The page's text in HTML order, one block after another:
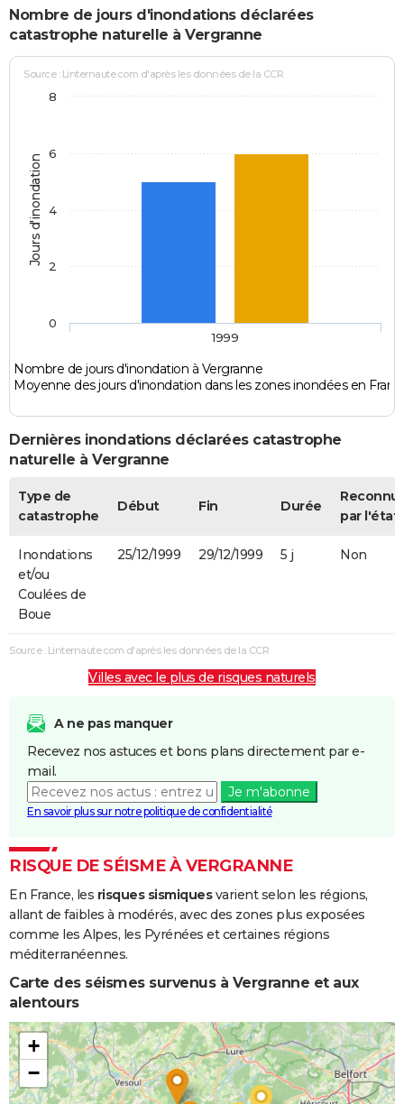
Nombre de jours d'inondations déclarées
catastrophe naturelle à Vergranne
Jours d'inondation
Source : Linternaute.com d'après les données de la CCR
Nombre de jours d'inondation à Vergranne
Moyenne des jours d'inondation dans les zones inondées en
1999
0
2
4
6
8
Dernières inondations déclarées catastrophe
naturelle à Vergranne
Type de
catastrophe
Début Fin Durée
par l'état
Inondations
et/ou
Coulées de
Boue
25/12/1999 29/12/1999 5 j Non
Source : Linternaute.com d'après les données de la CCR
Villes avec le plus de risques naturels
A ne pas manquer
Recevez nos astuces et bons plans directement par e-
mail.
Je m'abonne
En savoir plus sur notre politique de confidentialité
RISQUE DE SÉISME À VERGRANNE
En France, les risques sismiquesvarient selon les régions,
allant de faibles à modérés, avec des zones plus exposées
comme les Alpes, les Pyrénées et certaines régions
méditerranéennes.
Carte des séismes survenus à Vergranne et aux
alentours
+
−